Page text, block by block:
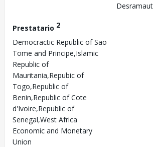
Desramaut
Prestatario 2
Democractic Republic of Sao
Tome and Principe,Islamic
Republic of
Mauritania,Repubic of
Togo,Republic of
Benin,Republic of Cote
d'Ivoire,Republic of
Senegal,West Africa
Economic and Monetary
Union